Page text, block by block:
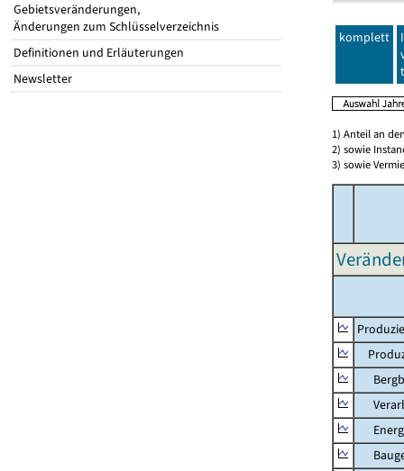
Gebietsveränderungen,
Änderungen zum Schlüsselverzeichnis
Definitionen und Erläuterungen
Newsletter
komplett
1) Anteil an
2) sowie
3) sowie